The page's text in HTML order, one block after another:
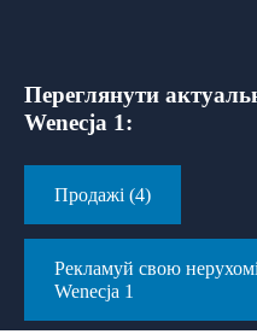
Переглянути
Wenecja 1:
Продажі (4)
Рекламуй свою
Wenecja 1